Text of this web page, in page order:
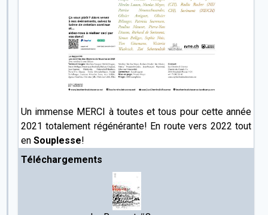
Un immense MERCI à toutes et tous pour cette année
2021 totalement régénérante! En route vers 2022 tout
en Souplesse!
Téléchargements